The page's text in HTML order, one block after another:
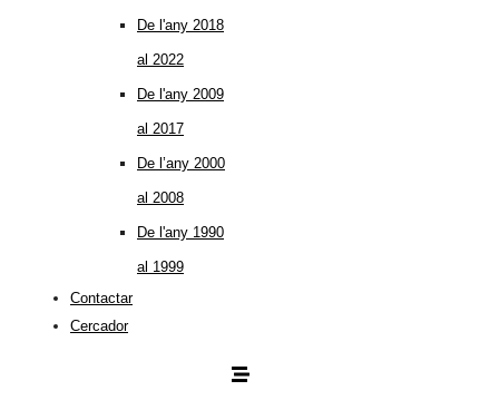
De l'any 2018
al 2022
De l'any 2009
al 2017
De l’any 2000
al 2008
De l'any 1990
al 1999
Contactar
Cercador